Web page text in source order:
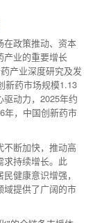
在政策推动、资本
产业的重要增长
产业深度研究及发
新药市场规模1.13
动力，2025年约
年，中国创新药市
断加快，推动高
求持续增长。此
健康意识增强，
域提供了广阔的市